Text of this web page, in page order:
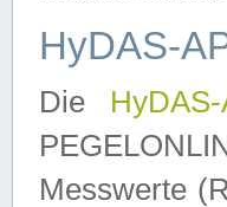
HyDAS-
Die HyDAS-
Messwerte